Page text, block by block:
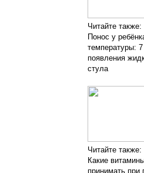
Читайте также:
Понос у
температуры:
появления
стула
Читайте также:
Какие
принимать при